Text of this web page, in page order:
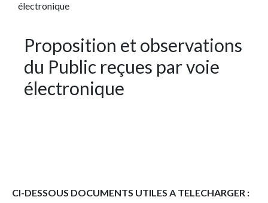
électronique
Proposition et observations
du Public reçues par voie
électronique
CI-DESSOUS DOCUMENTS UTILES A TELECHARGER :